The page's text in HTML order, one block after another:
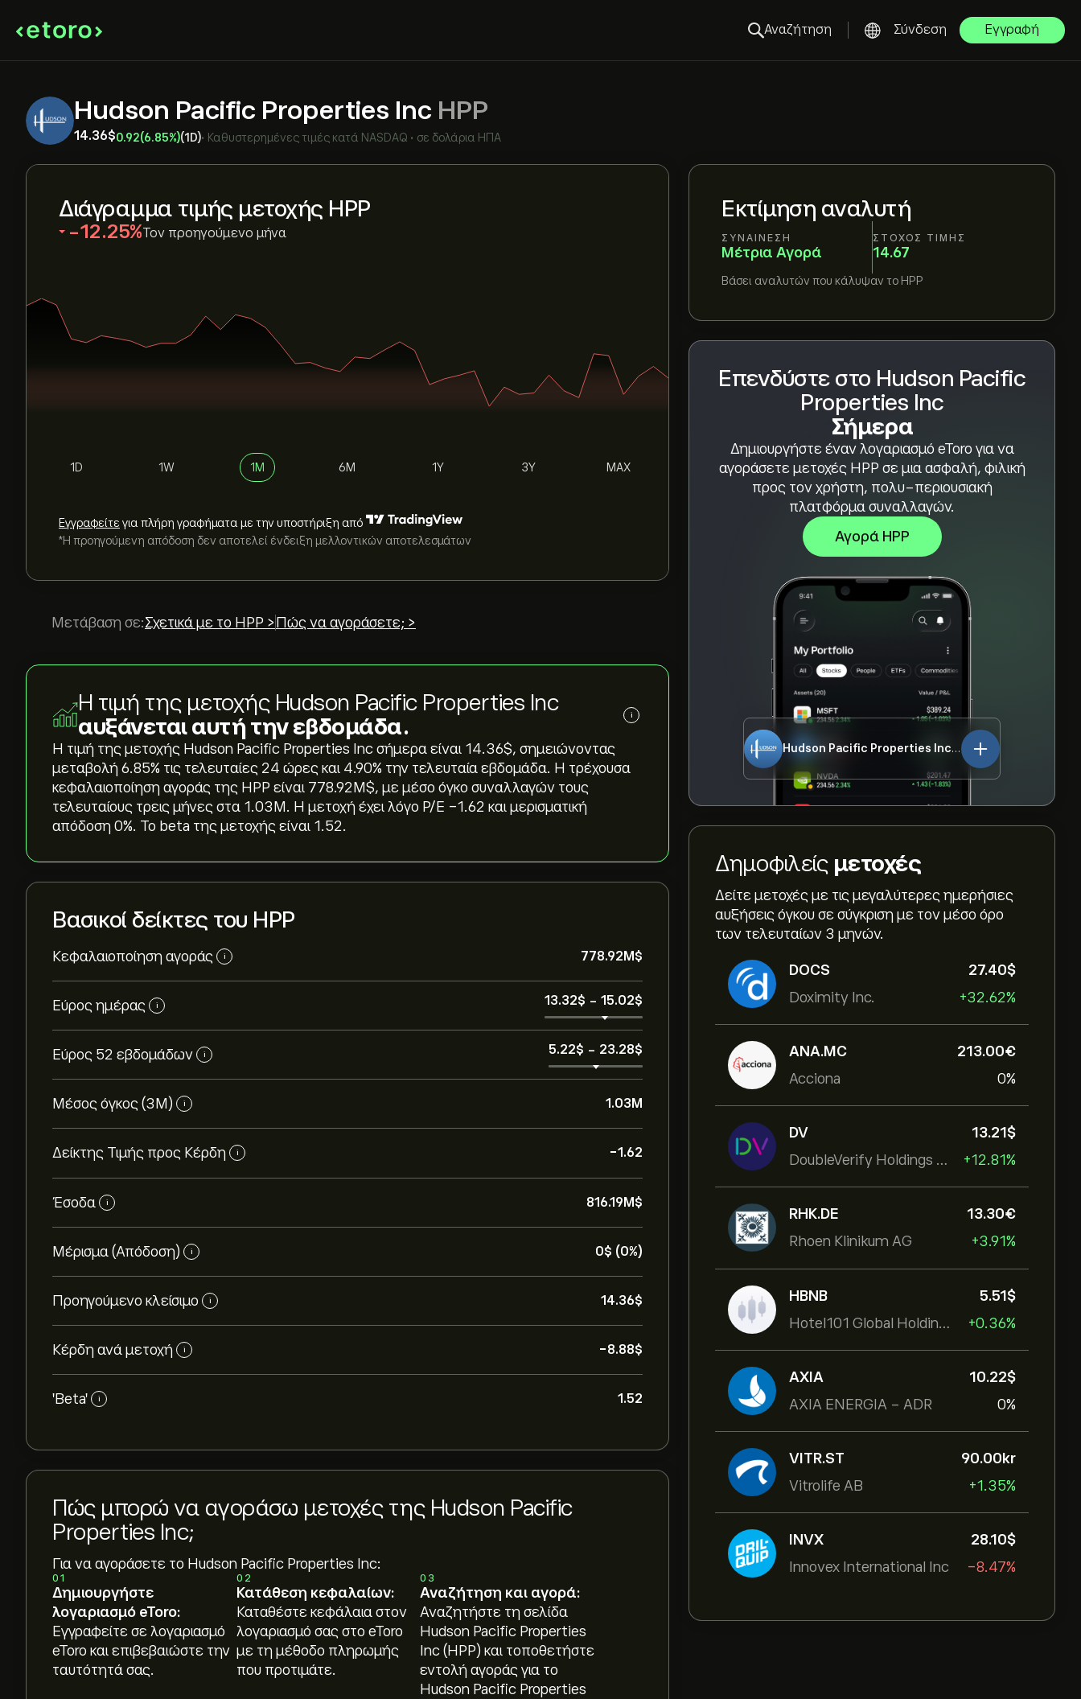
Αναζήτηση Σύνδεση Εγγραφή
Hudson Pacific Properties Inc HPP
14.36‎$‎0.92(6.85%)(1D)• Καθυστερημένες τιμές κατά NASDAQ • σε δολάρια ΗΠΑ
Εκτίμηση αναλυτή
ΣΥΝΑΊΝΕΣΗ
Μέτρια Αγορά
ΣΤΌΧΟΣ ΤΙΜΉΣ
14.67
Βάσει αναλυτών που κάλυψαν το HPP
Επενδύστε στο Hudson Pacific
Properties Inc
Σήμερα
Δημιουργήστε έναν λογαριασμό eToro για να
αγοράσετε μετοχές HPP σε μια ασφαλή, φιλική
προς τον χρήστη, πολυ-περιουσιακή
πλατφόρμα συναλλαγών.
Αγορά HPP
Hudson Pacific Properties IncHPP
Δημοφιλείς μετοχές
Δείτε μετοχές με τις μεγαλύτερες ημερήσιες
αυξήσεις όγκου σε σύγκριση με τον μέσο όρο
των τελευταίων 3 μηνών.
DOCS
Doximity Inc.
27.40‎$‎
+32.62%
ANA.MC
Acciona
213.00‎€‎
0%
DV
DoubleVerify Holdings Inc
13.21‎$‎
+12.81%
RHK.DE
Rhoen Klinikum AG
13.30‎€‎
+3.91%
HBNB
Hotel101 Global Holdings Corp
5.51‎$‎
+0.36%
AXIA
AXIA ENERGIA - ADR
10.22‎$‎
0%
VITR.ST
Vitrolife AB
90.00‎kr‎
+1.35%
INVX
Innovex International Inc
28.10‎$‎
-8.47%
Διάγραμμα τιμής μετοχής HPP
‎-12.25‎ Τον προηγούμενο μήνα
1D 1W 1M 6M 1Y 3Y MAX
Εγγραφείτε για πλήρη γραφήματα με την υποστήριξη από
*Η προηγούμενη απόδοση δεν αποτελεί ένδειξη μελλοντικών αποτελεσμάτων
Μετάβαση σε:Σχετικά με το HPP > Πώς να αγοράσετε; >
Η τιμή της μετοχής Hudson Pacific Properties Inc
αυξάνεται αυτή την εβδομάδα.
i
Η τιμή της μετοχής Hudson Pacific Properties Inc σήμερα είναι 14.36‎$‎, σημειώνοντας
μεταβολή ‎6.85‎% τις τελευταίες 24 ώρες και ‎4.90‎% την τελευταία εβδομάδα. Η τρέχουσα
κεφαλαιοποίηση αγοράς της HPP είναι 778.92M‎$‎, με μέσο όγκο συναλλαγών τους
τελευταίους τρεις μήνες στα 1.03M. Η μετοχή έχει λόγο P/E -1.62 και μερισματική
απόδοση 0%. Το beta της μετοχής είναι 1.52.
Βασικοί δείκτες του HPP
Κεφαλαιοποίηση αγοράς i 778.92M‎$‎
Εύρος ημέρας i 13.32‎$‎ - 15.02‎$‎
Εύρος 52 εβδομάδων i 5.22‎$‎ - 23.28‎$‎
Μέσος όγκος (3Μ) i 1.03M
Δείκτης Τιμής προς Κέρδη i -1.62
Έσοδα i 816.19M‎$‎
Μέρισμα (Απόδοση) i 0‎$‎ (0%)
Προηγούμενο κλείσιμο i 14.36‎$‎
Κέρδη ανά μετοχή i -8.88‎$‎
'Beta' i 1.52
Πώς μπορώ να αγοράσω μετοχές της Hudson Pacific
Properties Inc;
Για να αγοράσετε το Hudson Pacific Properties Inc:
01
Δημιουργήστε
λογαριασμό eToro:
Εγγραφείτε σε λογαριασμό
eToro και επιβεβαιώστε την
ταυτότητά σας.
02
Κατάθεση κεφαλαίων:
Καταθέστε κεφάλαια στον
λογαριασμό σας στο eToro
με τη μέθοδο πληρωμής
που προτιμάτε.
03
Αναζήτηση και αγορά:
Αναζητήστε τη σελίδα
Hudson Pacific Properties
Inc (HPP) και τοποθετήστε
εντολή αγοράς για το
Hudson Pacific Properties